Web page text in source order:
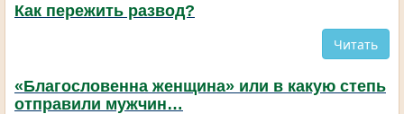
Как пережить развод?
Читать
«Благословенна женщина» или в какую степь
отправили мужчин…